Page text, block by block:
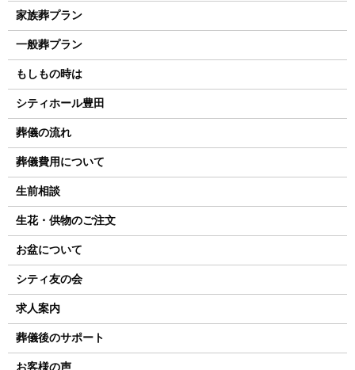
家族葬プラン
一般葬プラン
もしもの時は
シティホール豊田
葬儀の流れ
葬儀費用について
生前相談
生花・供物のご注文
お盆について
シティ友の会
求人案内
葬儀後のサポート
お客様の声